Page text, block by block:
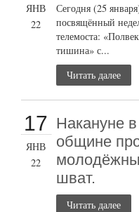
ЯНВ
22
Сегодня (25
посвящённый
телемоста:
тишина» с...
Читать далее
17
ЯНВ
22
Накануне
общине
шват.
Читать далее